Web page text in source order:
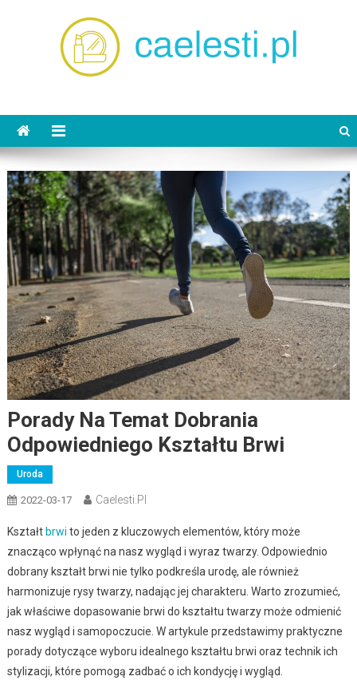
Porady Na Temat Dobrania
Odpowiedniego Kształtu Brwi
Uroda
2022-03-17 Caelesti.pl
Kształt brwi to jeden z kluczowych elementów, który może
znacząco wpłynąć na nasz wygląd i wyraz twarzy. Odpowiednio
dobrany kształt brwi nie tylko podkreśla urodę, ale również
harmonizuje rysy twarzy, nadając jej charakteru. Warto zrozumieć,
jak właściwe dopasowanie brwi do kształtu twarzy może odmienić
nasz wygląd i samopoczucie. W artykule przedstawimy praktyczne
porady dotyczące wyboru idealnego kształtu brwi oraz technik ich
stylizacji, które pomogą zadbać o ich kondycję i wygląd.